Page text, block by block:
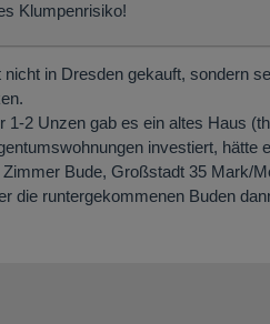
Klumpenrisiko!
in Dresden gekauft, sondern
2 Unzen gab es ein altes Haus
investiert, hätte
Bude, Großstadt 35 Mark/
die runtergekommenen Buden